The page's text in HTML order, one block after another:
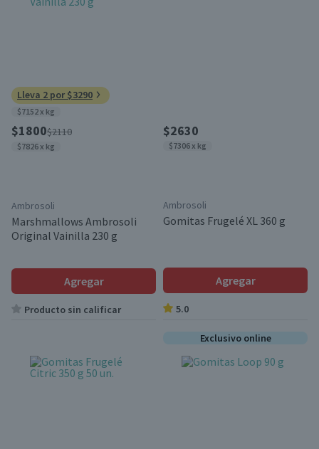
Lleva 2 por $3290
$7152 x kg
$1800$2110
$7826 x kg
Ambrosoli
Marshmallows Ambrosoli
Original Vainilla 230 g
Agregar
Producto sin calificar
$2630
$7306 x kg
Ambrosoli
Gomitas Frugelé XL 360 g
Agregar
5.0
Exclusivo online